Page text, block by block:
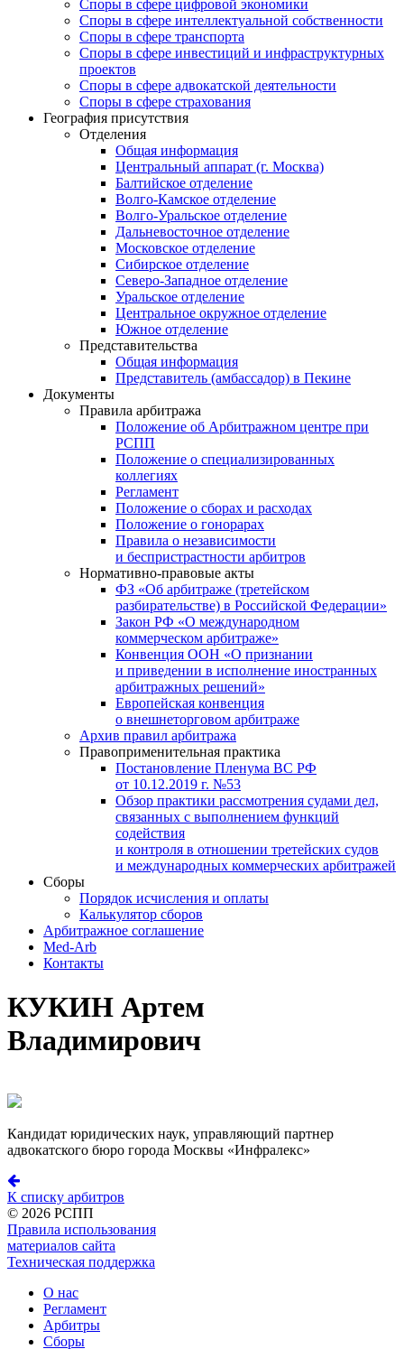
Споры в сфере цифровой экономики
Споры в сфере интеллектуальной собственности
Споры в сфере транспорта
Cпоры в сфере инвестиций и инфраструктурных
проектов
Споры в сфере адвокатской деятельности
Споры в сфере страхования
География присутствия
Отделения
Общая информация
Центральный аппарат (г. Москва)
Балтийское отделение
Волго-Камское отделение
Волго-Уральское отделение
Дальневосточное отделение
Московское отделение
Сибирское отделение
Северо-Западное отделение
Уральское отделение
Центральное окружное отделение
Южное отделение
Представительства
Общая информация
Представитель (амбассадор) в Пекине
Документы
Правила арбитража
Положение об Арбитражном центре при
РСПП
Положение о специализированных
коллегиях
Регламент
Положение о сборах и расходах
Положение о гонорарах
Правила о независимости
и беспристрастности арбитров
Нормативно-правовые акты
ФЗ «Об арбитраже (третейском
разбирательстве) в Российской Федерации»
Закон РФ «О международном
коммерческом арбитраже»
Конвенция ООН «О признании
и приведении в исполнение иностранных
арбитражных решений»
Европейская конвенция
о внешнеторговом арбитраже
Архив правил арбитража
Правоприменительная практика
Постановление Пленума ВС РФ
от 10.12.2019 г. №53
Обзор практики рассмотрения судами дел,
связанных с выполнением функций
содействия
и контроля в отношении третейских судов
и международных коммерческих арбитражей
Сборы
Порядок исчисления и оплаты
Калькулятор сборов
Арбитражное соглашение
Med-Arb
Контакты
КУКИН Артем
Владимирович
Кандидат юридических наук, управляющий партнер
адвокатского бюро города Москвы «Инфралекс»
К списку арбитров
© 2026 РСПП
Правила использования
материалов сайта
Техническая поддержка
О нас
Регламент
Арбитры
Сборы